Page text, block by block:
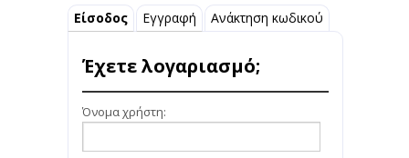
Είσοδος Εγγραφή Ανάκτηση κωδικού
Έχετε λογαριασμό;
Όνομα χρήστη: